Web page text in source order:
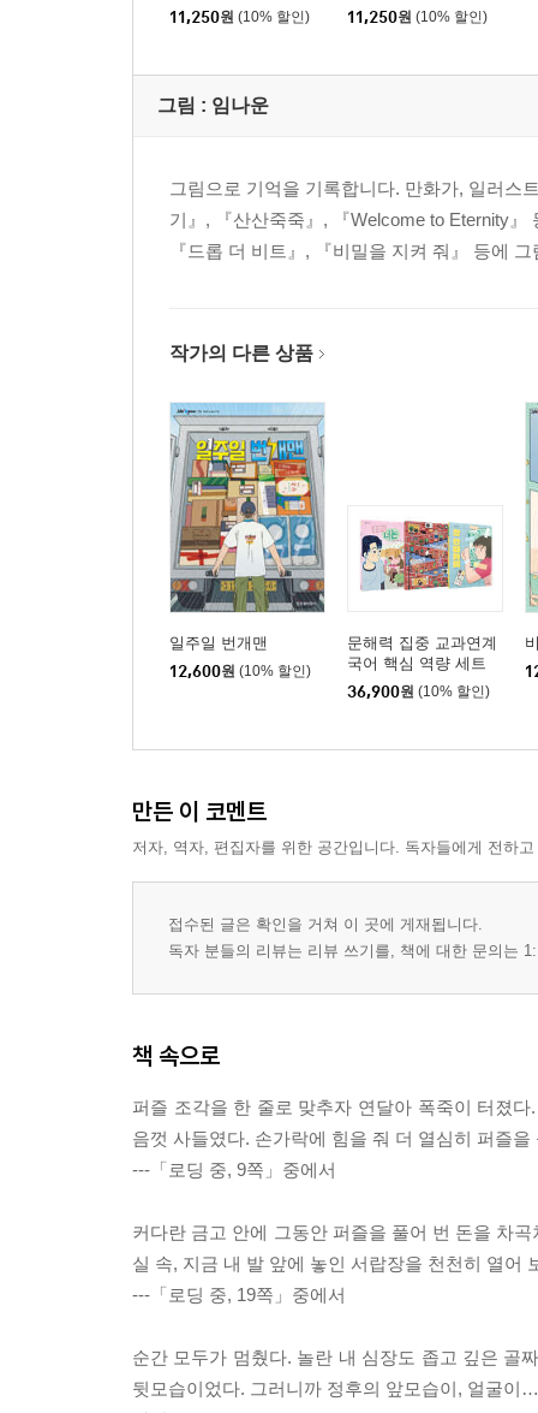
11,250원 (10% 할인) 11,250원 (10% 할인)
그림 : 임나운
그림으로 기억을 기록합니다. 만화가, 일러스
기』, 『산산죽죽』, 『Welcome to Eternity
『드롭 더 비트』, 『비밀을 지켜 줘』 등에
작가의 다른 상품
일주일 번개맨
12,600원 (10% 할인)
문해력 집중 교과연계
국어 핵심 역량 세트
36,900원 (10% 할인)
만든 이 코멘트
저자, 역자, 편집자를 위한 공간입니다. 독자들에게 전하
접수된 글은 확인을 거쳐 이 곳에 게재됩니다.
독자 분들의 리뷰는 리뷰 쓰기를, 책에 대한 문의는
책 속으로
퍼즐 조각을 한 줄로 맞추자 연달아 폭죽이 터졌
음껏 사들였다. 손가락에 힘을 줘 더 열심히 퍼즐
---「로딩 중, 9쪽」중에서
커다란 금고 안에 그동안 퍼즐을 풀어 번 돈을 차
실 속, 지금 내 발 앞에 놓인 서랍장을 천천히 열어
---「로딩 중, 19쪽」중에서
순간 모두가 멈췄다. 놀란 내 심장도 좁고 깊은 골
뒷모습이었다. 그러니까 정후의 앞모습이, 얼굴